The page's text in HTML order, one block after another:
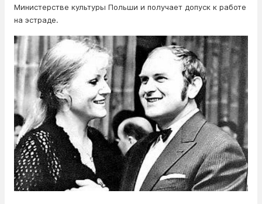
Министерстве культуры Польши и получает допуск к работе
на эстраде.